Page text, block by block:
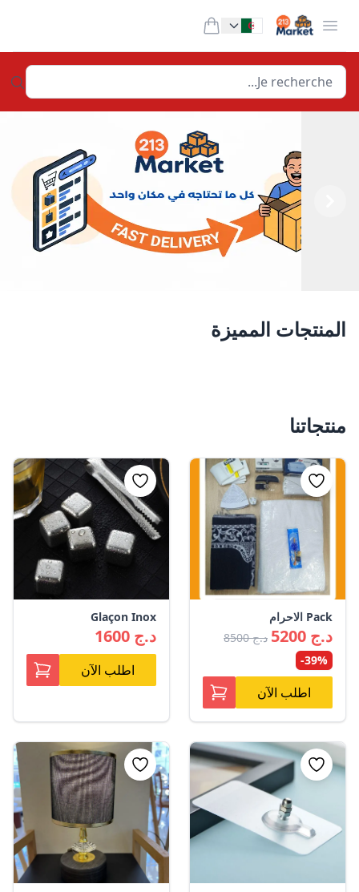
Open menu
213Market
Change language
items in cart, view bag
Previous
المنتجات المميزة
منتجاتنا
Pack الاحرام
5200 د.ج
8500 د.ج
-39%
اطلب الآن
Glaçon Inox
1600 د.ج
اطلب الآن